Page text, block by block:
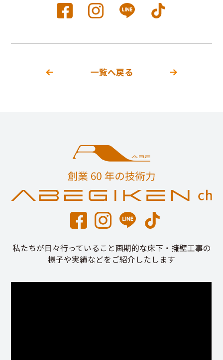
一覧へ戻る
私たちが日々行っていること画期的な床下・擁壁工事の
様子や実績などをご紹介したします